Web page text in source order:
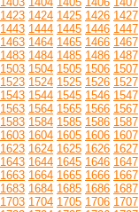
1423 1424 1425 1426 1427
1443 1444 1445 1446 1447
1463 1464 1465 1466 1467
1483 1484 1485 1486 1487
1503 1504 1505 1506 1507
1523 1524 1525 1526 1527
1543 1544 1545 1546 1547
1563 1564 1565 1566 1567
1583 1584 1585 1586 1587
1603 1604 1605 1606 1607
1623 1624 1625 1626 1627
1643 1644 1645 1646 1647
1663 1664 1665 1666 1667
1683 1684 1685 1686 1687
1703 1704 1705 1706 1707